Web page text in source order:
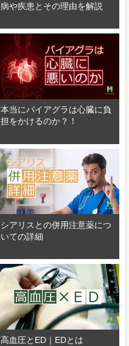
病や疾患とその理由を解説
本当にバイアグラは心臓に負
担をかけるのか？！
シアリスとの併用注意薬につ
いての詳細
高血圧とED｜EDとは